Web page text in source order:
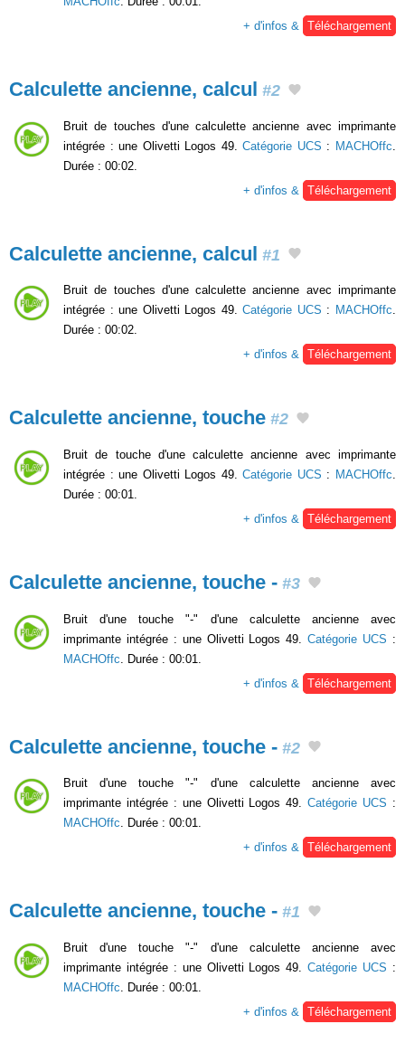
+ d'infos &
Téléchargement
Calculette ancienne, calcul #2
Bruit de touches d'une calculette ancienne avec imprimante
intégrée : une Olivetti Logos 49.Catégorie UCS : MACHOffc
Durée : 00:02.
+ d'infos &
Téléchargement
Calculette ancienne, calcul #1
Bruit de touches d'une calculette ancienne avec imprimante
intégrée : une Olivetti Logos 49.Catégorie UCS : MACHOffc.
Durée : 00:02.
+ d'infos & Téléchargement
Calculette ancienne, touche #2
Bruit de touche d'une calculette ancienne avec imprimante
intégrée : une Olivetti Logos 49.Catégorie UCS : MACHOffc
Durée : 00:01.
+ d'infos &
Téléchargement
Calculette ancienne, touche - #3
Bruit d'une touche "-" d'une calculette ancienne avec
imprimante intégrée : une Olivetti Logos 49.Catégorie UCS :
MACHOffc . Durée : 00:01.
+ d'infos &
Téléchargement
Calculette ancienne, touche - #2
Bruit d'une touche "-" d'une calculette ancienne avec
imprimante intégrée : une Olivetti Logos 49.Catégorie UCS :
MACHOffc. Durée : 00:01.
+ d'infos & Téléchargement
Calculette ancienne, touche - #1
Bruit d'une touche "-" d'une calculette ancienne avec
imprimante intégrée : une Olivetti Logos 49.Catégorie UCS :
MACHOffc . Durée : 00:01.
+ d'infos &
Téléchargement